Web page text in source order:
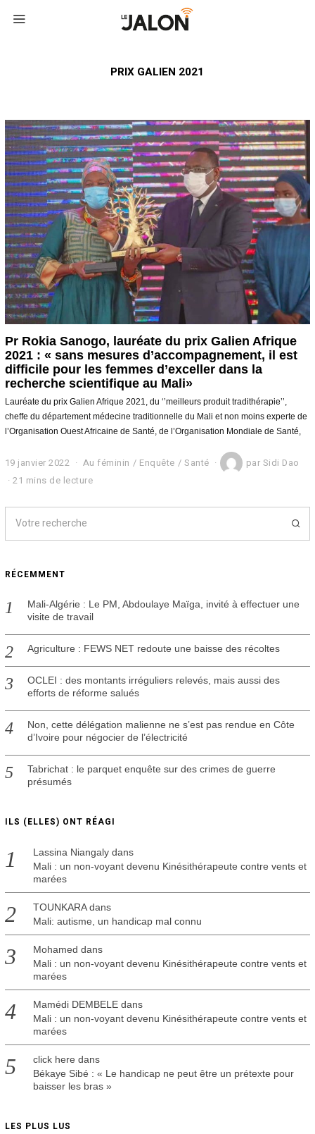
PRIX GALIEN 2021
Pr Rokia Sanogo, lauréate du prix Galien Afrique
2021 : « sans mesures d’accompagnement, il est
difficile pour les femmes d’exceller dans la
recherche scientifique au Mali»
Lauréate du prix Galien Afrique 2021, du ‘’meilleurs produit tradithérapie’’,
cheffe du département médecine traditionnelle du Mali et non moins experte de
l’Organisation Ouest Africaine de Santé, de l’Organisation Mondiale de Santé,
19 janvier 2022
1
v
i
2
2
Au féminin / Enquête / Santé par Sidi Dao
21 mins de lecture
RÉCEMMENT
Mali-Algérie : Le PM, Abdoulaye Maïga, invité à effectuer une
visite de travail
Agriculture : FEWS NET redoute une baisse des récoltes
OCLEI : des montants irréguliers relevés, mais aussi des
efforts de réforme salués
Non, cette délégation malienne ne s’est pas rendue en Côte
d’Ivoire pour négocier de l’électricité
Tabrichat : le parquet enquête sur des crimes de guerre
présumés
ILS (ELLES) ONT RÉAGI
Lassina Niangalydans
Mali : un non-voyant devenu Kinésithérapeute contre vents et
marées
TOUNKARAdans
Mali: autisme, un handicap mal connu
Mohamed dans
Mali : un non-voyant devenu Kinésithérapeute contre vents et
marées
Mamédi DEMBELEdans
Mali : un non-voyant devenu Kinésithérapeute contre vents et
marées
click here dans
Békaye Sibé : « Le handicap ne peut être un prétexte pour
baisser les bras »
LES PLUS LUS